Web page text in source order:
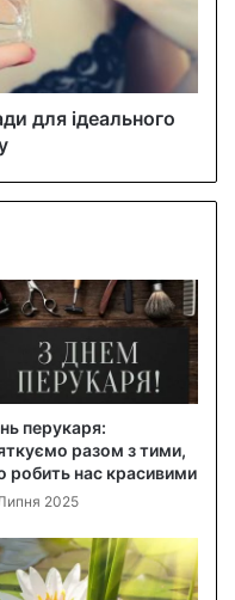
для ідеального
перукаря:
разом з тими,
робить нас красивими
2025